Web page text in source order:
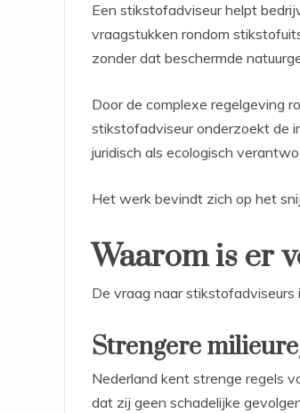
Een stikstofadviseur helpt
vraagstukken rondom
zonder dat beschermde
Door de complexe regelgeving
stikstofadviseur onderzoekt de
juridisch als ecologisch
Het werk bevindt zich op het
Waarom is er
De vraag naar
Strengere
Nederland kent strenge regels
dat zij geen schadelijke